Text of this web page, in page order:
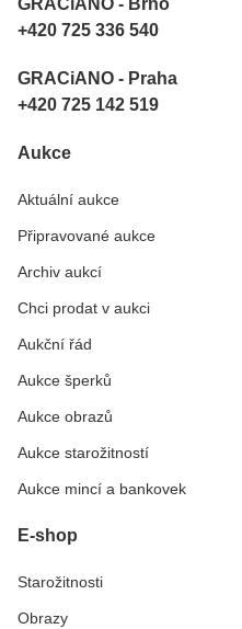
GRACiANO - Brno
+420 725 336 540
GRACiANO - Praha
+420 725 142 519
Aukce
Aktuální aukce
Připravované aukce
Archiv aukcí
Chci prodat v aukci
Aukční řád
Aukce šperků
Aukce obrazů
Aukce starožitností
Aukce mincí a bankovek
E-shop
Starožitnosti
Obrazy